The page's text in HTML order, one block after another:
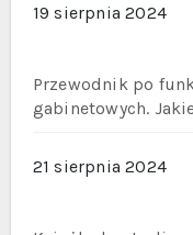
19 sierpnia 2024
Przewodnik po
gabinetowych.
21 sierpnia 2024